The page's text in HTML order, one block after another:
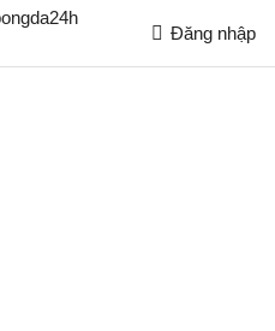
Đăng nhập